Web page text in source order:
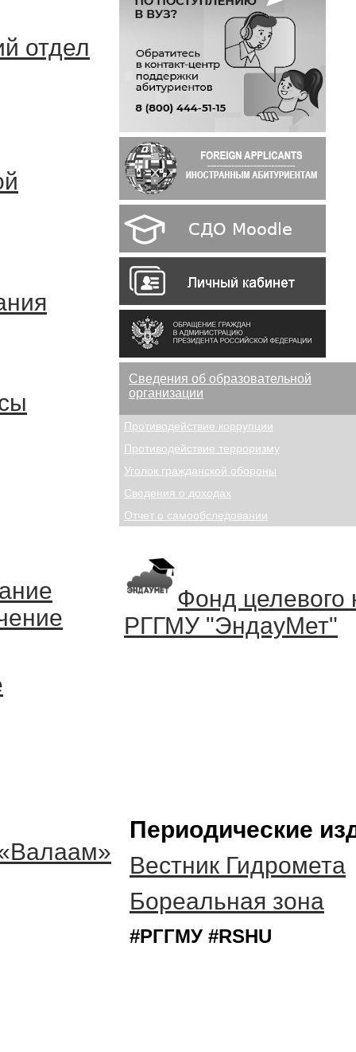
отдел
Сведения об образовательной
организации
Противодействие коррупции
Противодействие терроризму
Уголок гражданской обороны
Сведения о доходах
Отчет о самообследовании
Фонд целевого
РГГМУ "ЭндауМет"
Периодические
Вестник Гидромета
Бореальная зона
#РГГМУ #RSHU